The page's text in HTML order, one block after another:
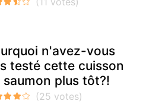
n'avez-vous
testé cette cuisson
saumon plus tôt?!